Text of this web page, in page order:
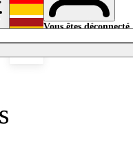
Deutsch
Vous êtes déconnecté.